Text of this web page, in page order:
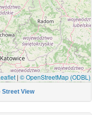
| © OpenStreetMap (ODBL)
Street View